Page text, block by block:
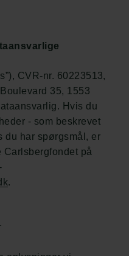
CVR-nr. 60223513,
35, 1553
Hvis du
- som beskrevet
du har spørgsmål, er
Carlsbergfondet på
.